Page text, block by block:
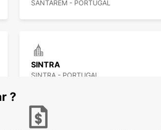
SANTAREM - PORTUGAL
SINTRA
SINTRA - PORTUGAL
?